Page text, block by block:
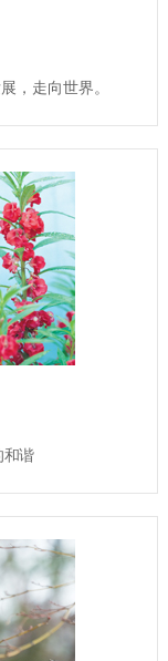
，走向世界。
和谐